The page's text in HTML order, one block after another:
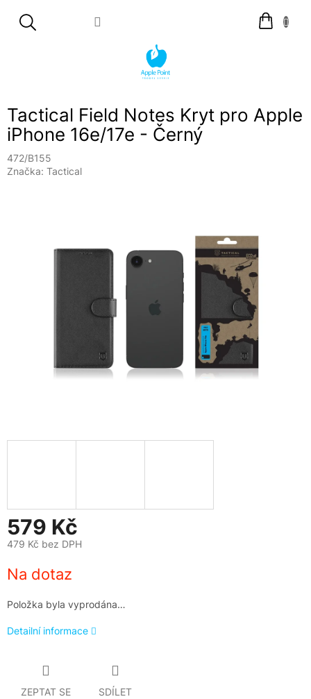
Nákupní
košík
Tactical Field Notes Kryt pro Apple
iPhone 16e/17e - Černý
472/B155
Značka: Tactical
579 Kč
479 Kč bez DPH
cena:
Na dotaz
Položka byla vyprodána…
Detailní informace
ZEPTAT SE SDÍLET